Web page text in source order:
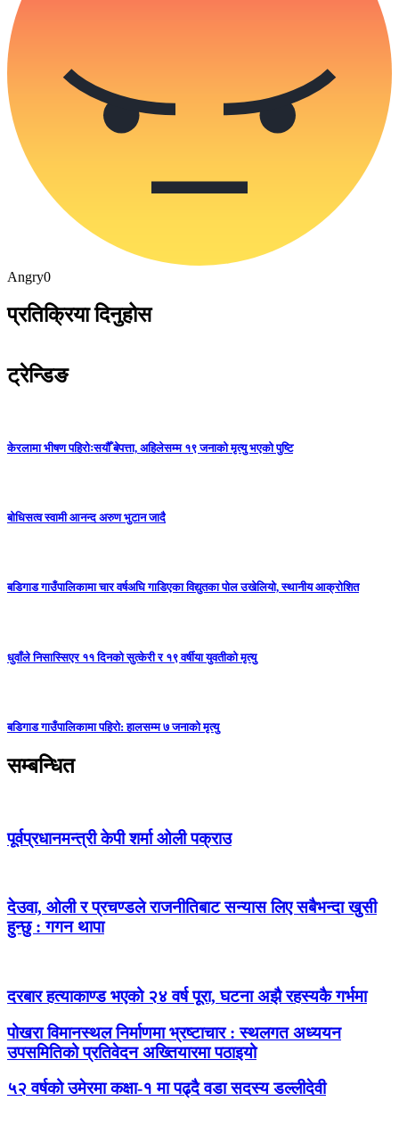
Angry0
प्रतिक्रिया दिनुहोस
ट्रेन्डिङ
केरलामा भीषण पहिरोःसयौँ बेपत्ता, अहिलेसम्म १९ जनाको मृत्यु भएको पुष्टि
बोधिसत्व स्वामी आनन्द अरुण भुटान जादै
बडिगाड गाउँपालिकामा चार वर्षअघि गाडिएका विद्युतका पोल उखेलियो, स्थानीय आक्रोशित
धुवाँले निसास्सिएर ११ दिनको सुत्केरी र १९ वर्षीया युवतीको मृत्यु
बडिगाड गाउँपालिकामा पहिरो: हालसम्म ७ जनाको मृत्यु
सम्बन्धित
पूर्वप्रधानमन्त्री केपी शर्मा ओली पक्राउ
देउवा, ओली र प्रचण्डले राजनीतिबाट सन्यास लिए सबैभन्दा खुसी
हुन्छु : गगन थापा
दरबार हत्याकाण्ड भएको २४ वर्ष पूरा, घटना अझै रहस्यकै गर्भमा
पोखरा विमानस्थल निर्माणमा भ्रष्टाचार : स्थलगत अध्ययन
उपसमितिको प्रतिवेदन अख्तियारमा पठाइयो
५२ वर्षको उमेरमा कक्षा-१ मा पढ्दै वडा सदस्य डल्लीदेवी